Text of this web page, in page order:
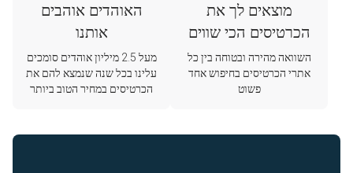
מוצאים לך את
הכרטיסים הכי שווים
השוואה מהירה ובטוחה בין כל
אתרי הכרטיסים בחיפוש אחד
פשוט
האוהדים אוהבים
אותנו
מעל 2.5 מיליון אוהדים סומכים
עלינו בכל שנה שנמצא להם את
הכרטיסים במחיר הטוב ביותר